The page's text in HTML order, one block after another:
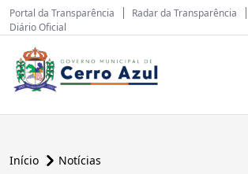
Portal da Transparência Radar da Transparência
Diário Oficial
Início Notícias